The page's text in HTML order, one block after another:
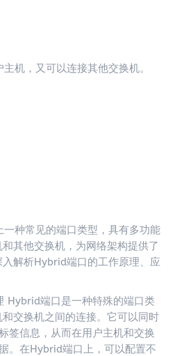
机，又可以连接其他交换机。
种常见的端口类型，具有多功能
其他交换机，为网络架构提供了
解析Hybrid端口的工作原理、应
Hybrid端口是一种特殊的端口类
交换机之间的连接。它可以同时
签信息，从而在用户主机和交换
。在Hybrid端口上，可以配置不